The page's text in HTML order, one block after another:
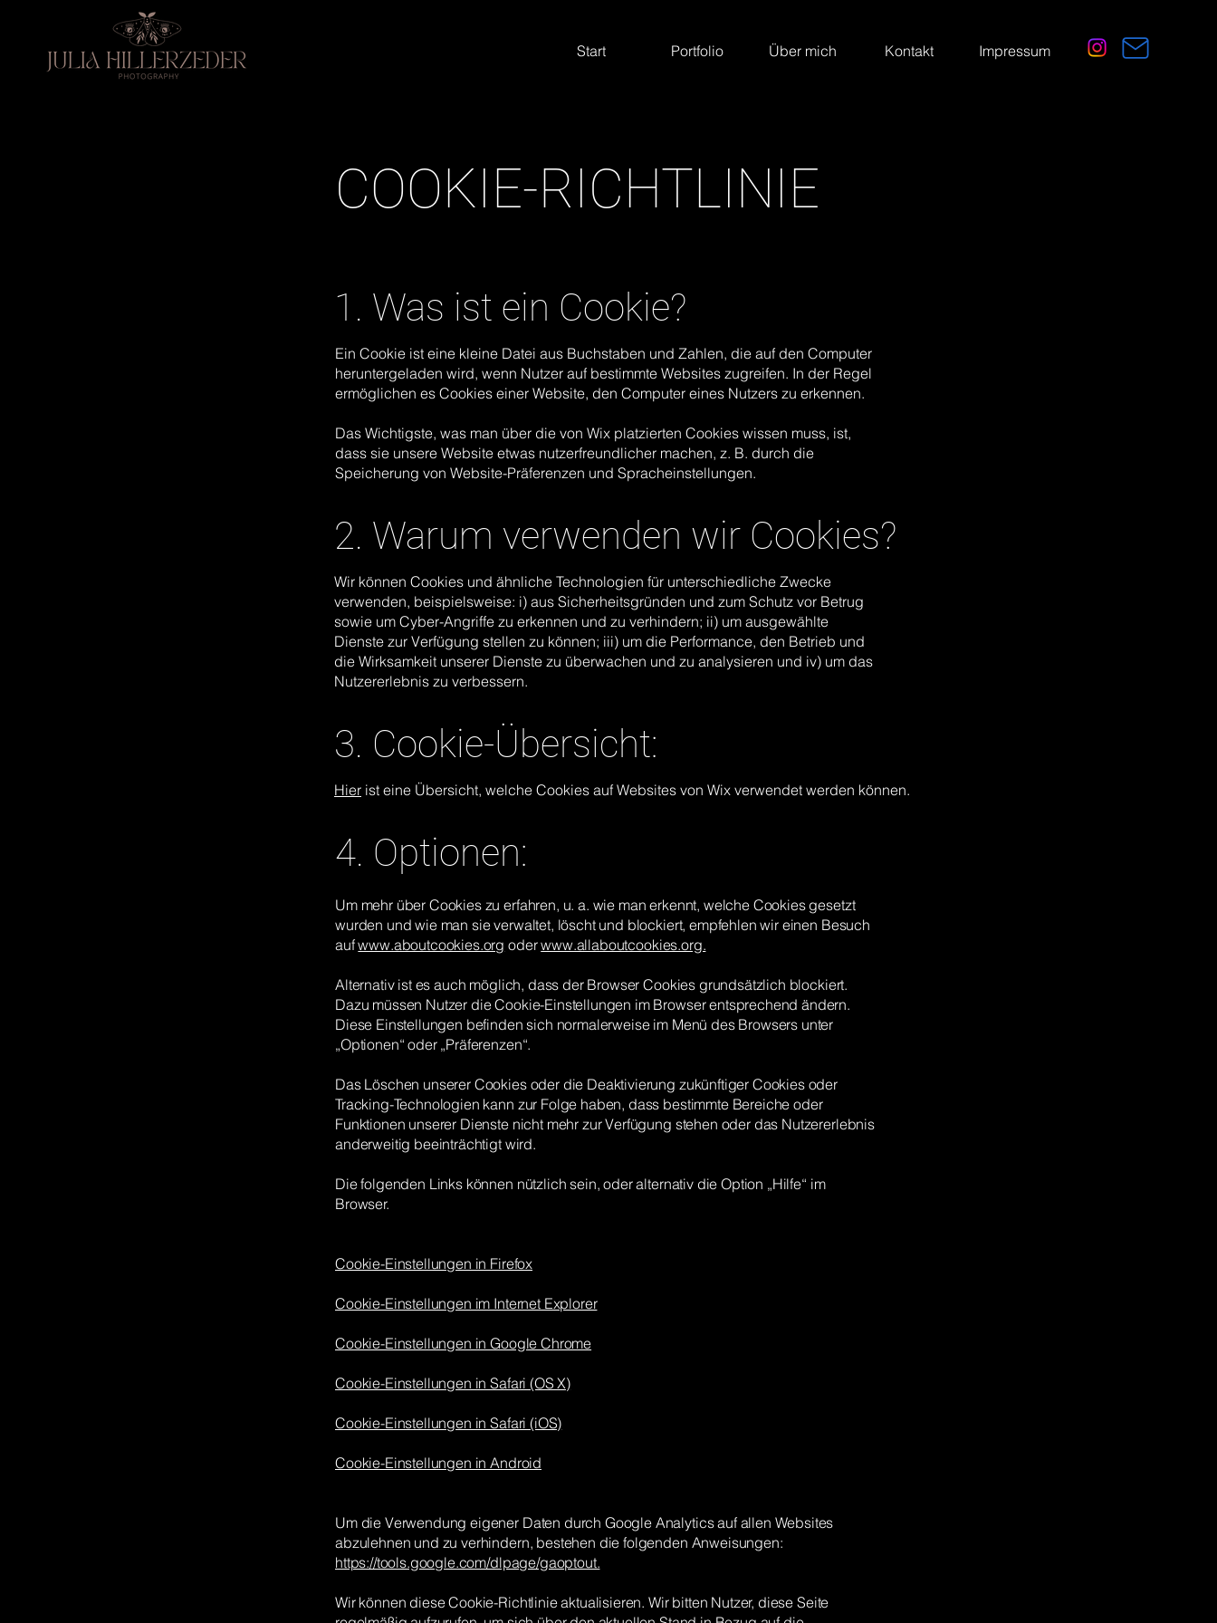
Start Portfolio Über mich Kontakt Impressum
COOKIE-RICHTLINIE
1. Was ist ein Cookie?
Ein Cookie ist eine kleine Datei aus Buchstaben und Zahlen, die auf den Computer
heruntergeladen wird, wenn Nutzer auf bestimmte Websites zugreifen. In der Regel
ermöglichen es Cookies einer Website, den Computer eines Nutzers zu erkennen.
Das Wichtigste, was man über die von Wix platzierten Cookies wissen muss, ist,
dass sie unsere Website etwas nutzerfreundlicher machen, z. B. durch die
Speicherung von Website-Präferenzen und Spracheinstellungen.
2. Warum verwenden wir Cookies?
Wir können Cookies und ähnliche Technologien für unterschiedliche Zwecke
verwenden, beispielsweise: i) aus Sicherheitsgründen und zum Schutz vor Betrug
sowie um Cyber-Angriffe zu erkennen und zu verhindern; ii) um ausgewählte
Dienste zur Verfügung stellen zu können; iii) um die Performance, den Betrieb und
die Wirksamkeit unserer Dienste zu überwachen und zu analysieren und iv) um das
Nutzererlebnis zu verbessern.
3. Cookie-Übersicht:
Hier ist eine Übersicht, welche Cookies auf Websites von Wix verwendet werden können.
4. Optionen:
Um mehr über Cookies zu erfahren, u. a. wie man erkennt, welche Cookies gesetzt
wurden und wie man sie verwaltet, löscht und blockiert, empfehlen wir einen Besuch
aufwww.aboutcookies.org oderwww.allaboutcookies.org.
Alternativ ist es auch möglich, dass der Browser Cookies grundsätzlich blockiert.
Dazu müssen Nutzer die Cookie-Einstellungen im Browser entsprechend ändern.
Diese Einstellungen befinden sich normalerweise im Menü des Browsers unter
„Optionen“ oder „Präferenzen“.
Das Löschen unserer Cookies oder die Deaktivierung zukünftiger Cookies oder
Tracking-Technologien kann zur Folge haben, dass bestimmte Bereiche oder
Funktionen unserer Dienste nicht mehr zur Verfügung stehen oder das Nutzererlebnis
anderweitig beeinträchtigt wird.
Die folgenden Links können nützlich sein, oder alternativ die Option „Hilfe“ im
Browser.
Cookie-Einstellungen in Firefox
Cookie-Einstellungen im Internet Explorer
Cookie-Einstellungen in Google Chrome
Cookie-Einstellungen in Safari (OS X)
Cookie-Einstellungen in Safari (iOS)
Cookie-Einstellungen in Android
Um die Verwendung eigener Daten durch Google Analytics auf allen Websites
abzulehnen und zu verhindern, bestehen die folgenden Anweisungen:
https://tools.google.com/dlpage/gaoptout.
Wir können diese Cookie-Richtlinie aktualisieren. Wir bitten Nutzer, diese Seite